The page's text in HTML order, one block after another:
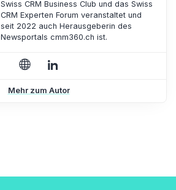
Swiss CRM Business Club und das Swiss
CRM Experten Forum veranstaltet und
seit 2022 auch Herausgeberin des
Newsportals cmm360.ch ist.
Mehr zum Autor